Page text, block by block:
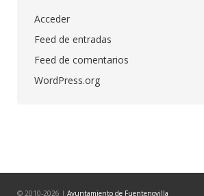
Acceder
Feed de entradas
Feed de comentarios
WordPress.org
© 2010-2026 | Ayuntamiento de Fuentenovilla